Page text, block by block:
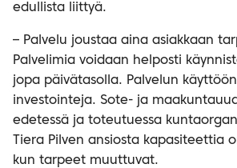
edullista liittyä.
– Palvelu joustaa aina asiakkaan
Palvelimia voidaan helposti
jopa päivätasolla. Palvelun
investointeja. Sote- ja
edetessä ja toteutuessa
Tiera Pilven ansiosta kapasiteettia
kun tarpeet muuttuvat.